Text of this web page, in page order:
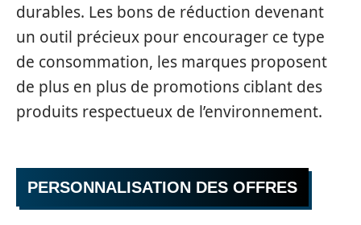
durables. Les bons de réduction devenant
un outil précieux pour encourager ce type
de consommation, les marques proposent
de plus en plus de promotions ciblant des
produits respectueux de l’environnement.
PERSONNALISATION DES OFFRES